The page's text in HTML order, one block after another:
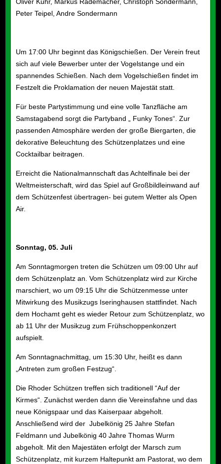
Peter Teipel, Andre Sondermann
Um 17:00 Uhr beginnt das Königschießen. Der Verein freut
sich auf viele Bewerber unter der Vogelstange und ein
spannendes Schießen. Nach dem Vogelschießen findet im
Festzelt die Proklamation der neuen Majestät statt.
Für beste Partystimmung und eine volle Tanzfläche am
Samstagabend sorgt die Partyband „ Funky Tones“. Zur
passenden Atmosphäre werden der große Biergarten, die
dekorative Beleuchtung des Schützenplatzes und eine
Cocktailbar beitragen.
Erreicht die Nationalmannschaft das Achtelfinale bei der
Weltmeisterschaft, wird das Spiel auf Großbildleinwand auf
dem Schützenfest übertragen- bei gutem Wetter als Open
Air.
Sonntag, 05. Juli
Am Sonntagmorgen treten die Schützen um 09:00 Uhr auf
dem Schützenplatz an. Vom Schützenplatz wird zur Kirche
marschiert, wo um 09:15 Uhr die Schützenmesse unter
Mitwirkung des Musikzugs Iseringhausen stattfindet. Nach
dem Hochamt geht es wieder Retour zum Schützenplatz, wo
ab 11 Uhr der Musikzug zum Frühschoppenkonzert
aufspielt.
Am Sonntagnachmittag, um 15:30 Uhr, heißt es dann
„Antreten zum großen Festzug“.
Die Rhoder Schützen treffen sich traditionell “Auf der
Kirmes“. Zunächst werden dann die Vereinsfahne und das
neue Königspaar und das Kaiserpaar abgeholt.
Anschließend wird der Jubelkönig 25 Jahre Stefan
Feldmann und Jubelkönig 40 Jahre Thomas Wurm
abgeholt. Mit den Majestäten erfolgt der Marsch zum
Schützenplatz, mit kurzem Haltepunkt am Pastorat, wo dem